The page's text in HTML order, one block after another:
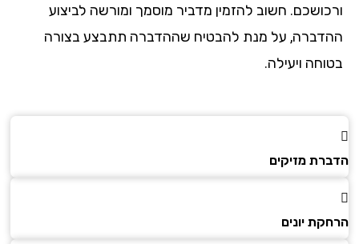
ורכושכם. חשוב להזמין מדביר מוסמך ומורשה לביצוע
ההדברה, על מנת להבטיח שההדברה תתבצע בצורה
בטוחה ויעילה.
הדברת מזיקים
הרחקת יונים